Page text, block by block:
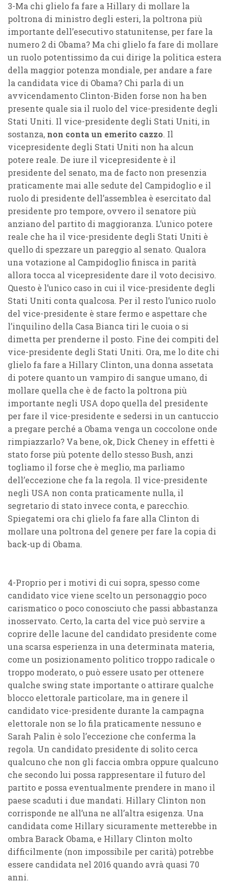
3-Ma chi glielo fa fare a Hillary di mollare la
poltrona di ministro degli esteri, la poltrona più
importante dell’esecutivo statunitense, per fare la
numero 2 di Obama? Ma chi glielo fa fare di mollare
un ruolo potentissimo da cui dirige la politica estera
della maggior potenza mondiale, per andare a fare
la candidata vice di Obama? Chi parla di un
avvicendamento Clinton-Biden forse non ha ben
presente quale sia il ruolo del vice-presidente degli
Stati Uniti. Il vice-presidente degli Stati Uniti, in
sostanza, non conta un emerito cazzo. Il
vicepresidente degli Stati Uniti non ha alcun
potere reale. De iure il vicepresidente è il
presidente del senato, ma de facto non presenzia
praticamente mai alle sedute del Campidoglio e il
ruolo di presidente dell’assemblea è esercitato dal
presidente pro tempore, ovvero il senatore più
anziano del partito di maggioranza. L’unico potere
reale che ha il vice-presidente degli Stati Uniti è
quello di spezzare un pareggio al senato. Qualora
una votazione al Campidoglio finisca in parità
allora tocca al vicepresidente dare il voto decisivo.
Questo è l’unico caso in cui il vice-presidente degli
Stati Uniti conta qualcosa. Per il resto l’unico ruolo
del vice-presidente è stare fermo e aspettare che
l’inquilino della Casa Bianca tiri le cuoia o si
dimetta per prenderne il posto. Fine dei compiti del
vice-presidente degli Stati Uniti. Ora, me lo dite chi
glielo fa fare a Hillary Clinton, una donna assetata
di potere quanto un vampiro di sangue umano, di
mollare quella che è de facto la poltrona più
importante negli USA dopo quella del presidente
per fare il vice-presidente e sedersi in un cantuccio
a pregare perché a Obama venga un coccolone onde
rimpiazzarlo? Va bene, ok, Dick Cheney in effetti è
stato forse più potente dello stesso Bush, anzi
togliamo il forse che è meglio, ma parliamo
dell’eccezione che fa la regola. Il vice-presidente
negli USA non conta praticamente nulla, il
segretario di stato invece conta, e parecchio.
Spiegatemi ora chi glielo fa fare alla Clinton di
mollare una poltrona del genere per fare la copia di
back-up di Obama.
4-Proprio per i motivi di cui sopra, spesso come
candidato vice viene scelto un personaggio poco
carismatico o poco conosciuto che passi abbastanza
inosservato. Certo, la carta del vice può servire a
coprire delle lacune del candidato presidente come
una scarsa esperienza in una determinata materia,
come un posizionamento politico troppo radicale o
troppo moderato, o può essere usato per ottenere
qualche swing state importante o attirare qualche
blocco elettorale particolare, ma in genere il
candidato vice-presidente durante la campagna
elettorale non se lo fila praticamente nessuno e
Sarah Palin è solo l’eccezione che conferma la
regola. Un candidato presidente di solito cerca
qualcuno che non gli faccia ombra oppure qualcuno
che secondo lui possa rappresentare il futuro del
partito e possa eventualmente prendere in mano il
paese scaduti i due mandati. Hillary Clinton non
corrisponde ne all’una ne all’altra esigenza. Una
candidata come Hillary sicuramente metterebbe in
ombra Barack Obama, e Hillary Clinton molto
difficilmente (non impossibile per carità) potrebbe
essere candidata nel 2016 quando avrà quasi 70
anni.